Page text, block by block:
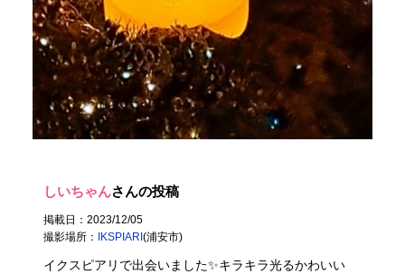
しいちゃんさんの投稿
掲載日：2023/12/05
撮影場所：
IKSPIARI(浦安市)
イクスピアリで出会いました✨キラキラ光るかわいい